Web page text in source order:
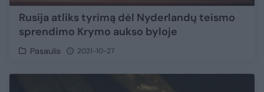
Rusija atliks tyrimą dėl Nyderlandų teismo
sprendimo Krymo aukso byloje
Pasaulis 2021-10-27